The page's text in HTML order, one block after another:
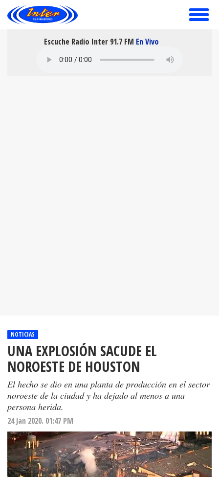
toggle
Escuche Radio Inter 91.7 FM En Vivo
NOTICIAS
UNA EXPLOSIÓN SACUDE EL
NOROESTE DE HOUSTON
El hecho se dio en una planta de producción en el sector
noroeste de la ciudad y ha dejado al menos a una
persona herida.
24 Jan 2020. 01:47 PM